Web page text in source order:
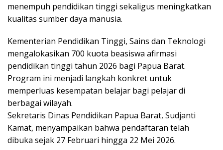
menempuh pendidikan tinggi sekaligus meningkatkan
kualitas sumber daya manusia.
Kementerian Pendidikan Tinggi, Sains dan Teknologi
mengalokasikan 700 kuota beasiswa afirmasi
pendidikan tinggi tahun 2026 bagi Papua Barat.
Program ini menjadi langkah konkret untuk
memperluas kesempatan belajar bagi pelajar di
berbagai wilayah.
Sekretaris Dinas Pendidikan Papua Barat, Sudjanti
Kamat, menyampaikan bahwa pendaftaran telah
dibuka sejak 27 Februari hingga 22 Mei 2026.